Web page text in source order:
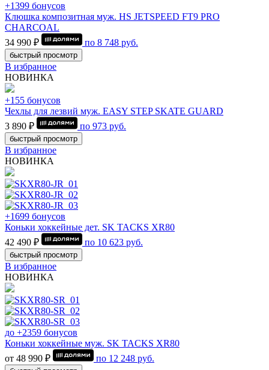
+1399 бонусов
Клюшка композитная муж. HS JETSPEED FT9 PRO
CHARCOAL
34 990 ₽
по 8 748 руб.
быстрый просмотр
В избранное
НОВИНКА
+155 бонусов
Чехлы для лезвий муж. EASY STEP SKATE GUARD
3 890 ₽
по 973 руб.
быстрый просмотр
В избранное
НОВИНКА
+1699 бонусов
Коньки хоккейные дет. SK TACKS XR80
42 490 ₽
по 10 623 руб.
быстрый просмотр
В избранное
НОВИНКА
до +2359 бонусов
Коньки хоккейные муж. SK TACKS XR80
от 48 990 ₽
по 12 248 руб.